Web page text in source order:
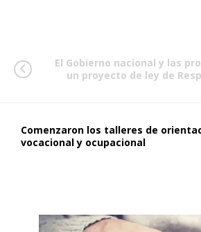
El Gobierno nacional y las
un proyecto de ley de
Comenzaron los talleres de
vocacional y ocupacional